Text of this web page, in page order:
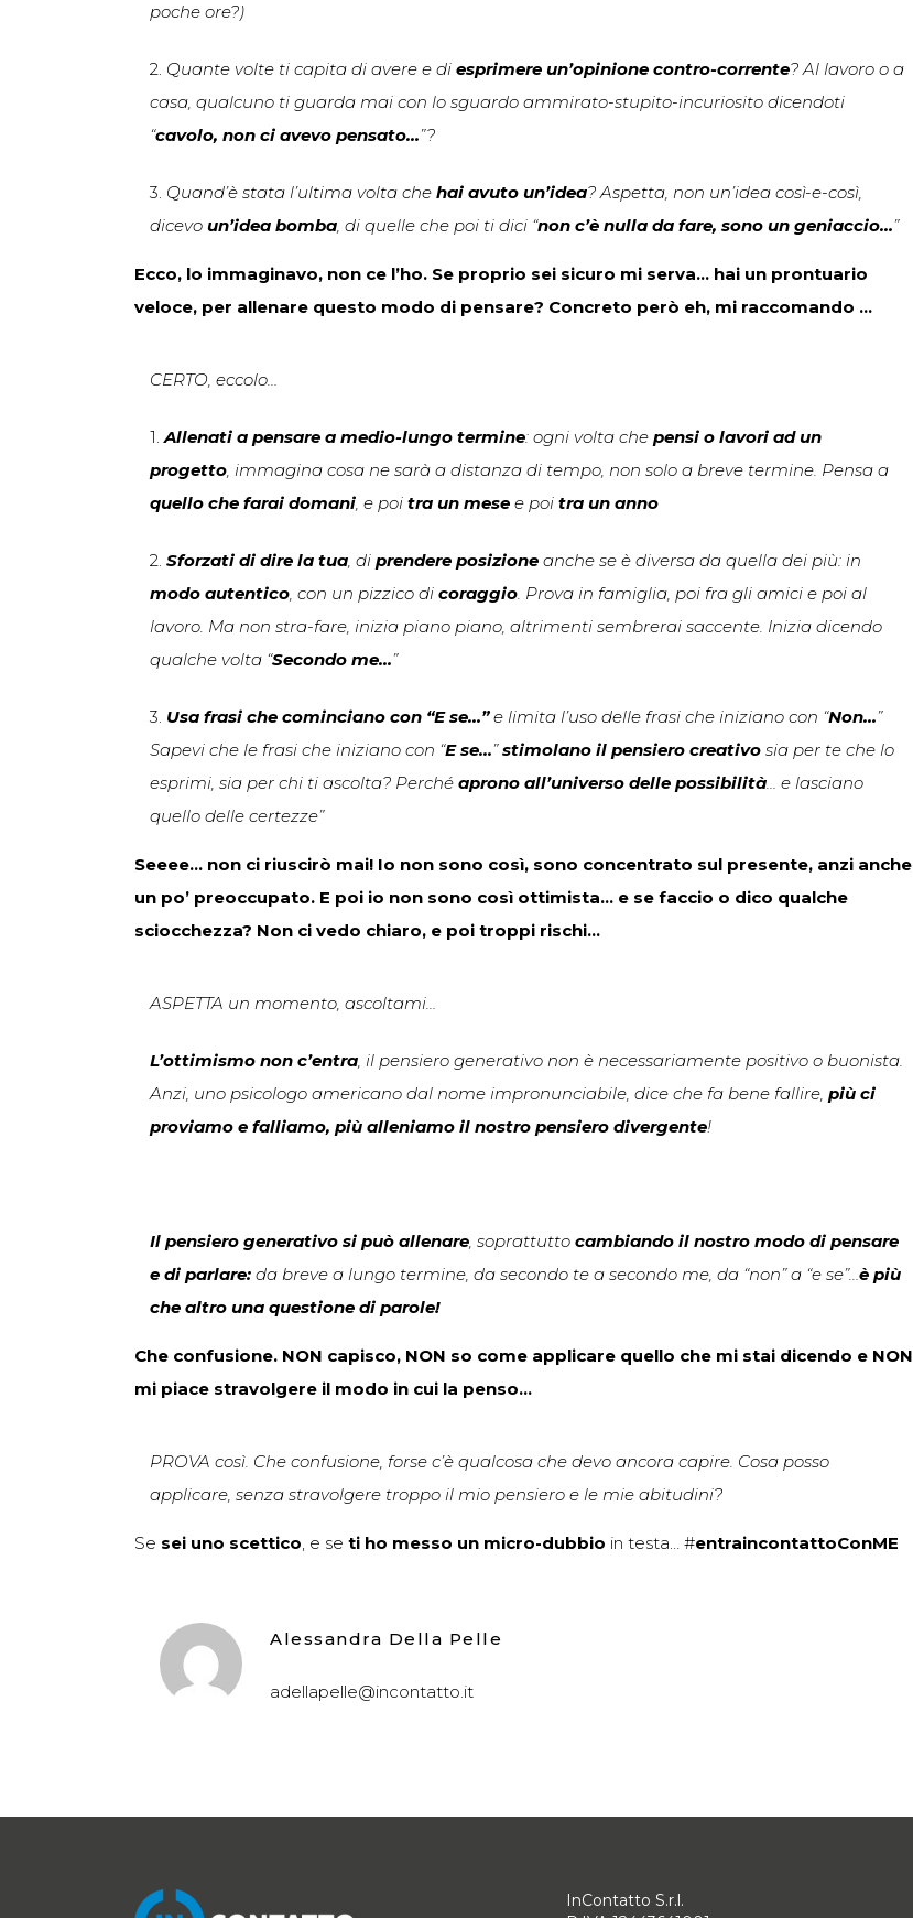
poche ore?)
2. Quante volte ti capita di avere e di esprimere un’opinione contro-corrente? Al lavoro o a
casa, qualcuno ti guarda mai con lo sguardo ammirato-stupito-incuriosito dicendoti
“cavolo, non ci avevo pensato…”?
3. Quand’è stata l’ultima volta che hai avuto un’idea? Aspetta, non un’idea così-e-così,
dicevo un’idea bomba, di quelle che poi ti dici “non c’è nulla da fare, sono un geniaccio…”
Ecco, lo immaginavo, non ce l’ho. Se proprio sei sicuro mi serva… hai un prontuario
veloce, per allenare questo modo di pensare? Concreto però eh, mi raccomando …
CERTO, eccolo…
1. Allenati a pensare a medio-lungo termine: ogni volta che pensi o lavori ad un
progetto, immagina cosa ne sarà a distanza di tempo, non solo a breve termine. Pensa a
quello che farai domani, e poi tra un mese e poi tra un anno
2. Sforzati di dire la tua, di prendere posizione anche se è diversa da quella dei più: in
modo autentico, con un pizzico di coraggio. Prova in famiglia, poi fra gli amici e poi al
lavoro. Ma non stra-fare, inizia piano piano, altrimenti sembrerai saccente. Inizia dicendo
qualche volta “Secondo me…”
3. Usa frasi che cominciano con “E se…”e limita l’uso delle frasi che iniziano con “Non…”
Sapevi che le frasi che iniziano con “E se…”stimolano il pensiero creativo sia per te che lo
esprimi, sia per chi ti ascolta? Perché aprono all’universo delle possibilità… e lasciano
quello delle certezze”
Seeee… non ci riuscirò mai! Io non sono così, sono concentrato sul presente, anzi anche
un po’ preoccupato. E poi io non sono così ottimista… e se faccio o dico qualche
sciocchezza? Non ci vedo chiaro, e poi troppi rischi…
ASPETTA un momento, ascoltami…
L’ottimismo non c’entra, il pensiero generativo non è necessariamente positivo o buonista.
Anzi, uno psicologo americano dal nome impronunciabile, dice che fa bene fallire, più ci
proviamo e falliamo, più alleniamo il nostro pensiero divergente!
Il pensiero generativo si può allenare, soprattutto cambiando il nostro modo di pensare
e di parlare: da breve a lungo termine, da secondo te a secondo me, da “non” a “e se”…è più
che altro una questione di parole!
Che confusione. NON capisco, NON so come applicare quello che mi stai dicendo e NON
mi piace stravolgere il modo in cui la penso…
PROVA così. Che confusione, forse c’è qualcosa che devo ancora capire. Cosa posso
applicare, senza stravolgere troppo il mio pensiero e le mie abitudini?
Se sei uno scettico, e se ti ho messo un micro-dubbio in testa… #entraincontattoConME
Alessandra Della Pelle
adellapelle@incontatto.it
InContatto S.r.l.